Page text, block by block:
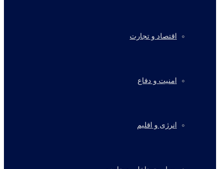
اقتصاد و تجارت
امنیت و دفاع
انرژی و اقلیم